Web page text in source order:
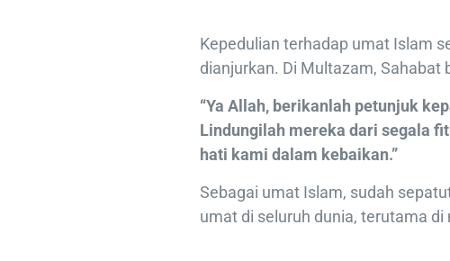
Kepedulian terhadap umat Islam
dianjurkan. Di Multazam, Sahabat
“Ya Allah, berikanlah petunjuk
Lindungilah mereka dari segala
hati kami dalam kebaikan.”
Sebagai umat Islam, sudah
umat di seluruh dunia, terutama di